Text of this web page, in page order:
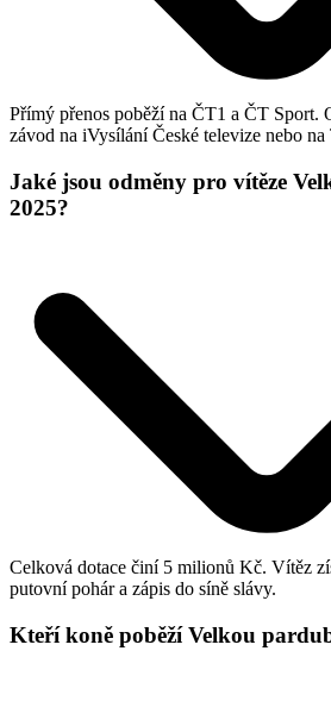
Přímý přenos poběží na ČT1 a ČT Sport.
závod na iVysílání České televize nebo
Jaké jsou odměny pro vítěze
2025?
Celková dotace činí 5 milionů Kč. Vítěz
putovní pohár a zápis do síně slávy.
Kteří koně poběží Velkou